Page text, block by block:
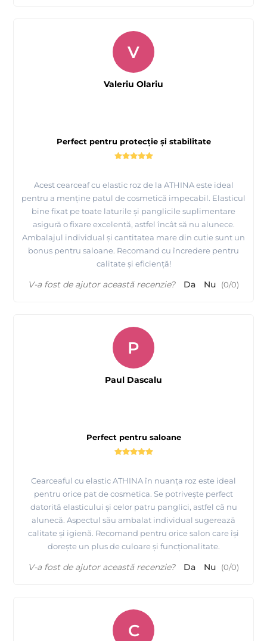
Perfect pentru protecție și stabilitate
Acest cearceaf cu elastic roz de la ATHINA este ideal
pentru a menține patul de cosmetică impecabil. Elasticul
bine fixat pe toate laturile și panglicile suplimentare
asigură o fixare excelentă, astfel încât să nu alunece.
Ambalajul individual și cantitatea mare din cutie sunt un
bonus pentru saloane. Recomand cu încredere pentru
calitate și eficiență!
V
Valeriu Olariu
V-a fost de ajutor această recenzie? Da Nu (0/0)
Perfect pentru saloane
Cearceaful cu elastic ATHINA în nuanța roz este ideal
pentru orice pat de cosmetica. Se potrivește perfect
datorită elasticului și celor patru panglici, astfel că nu
alunecă. Aspectul său ambalat individual sugerează
calitate și igienă. Recomand pentru orice salon care își
dorește un plus de culoare și funcționalitate.
P
Paul Dascalu
V-a fost de ajutor această recenzie? Da Nu (0/0)
C